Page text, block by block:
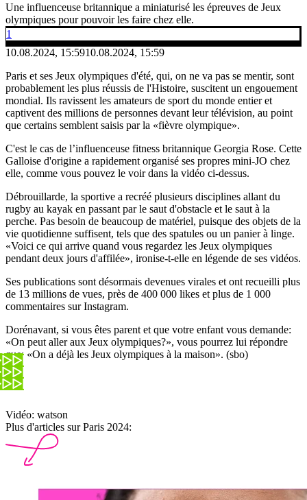
Une influenceuse britannique a miniaturisé les épreuves de Jeux
olympiques pour pouvoir les faire chez elle.
1
10.08.2024, 15:5910.08.2024, 15:59
Paris et ses Jeux olympiques d'été, qui, on ne va pas se mentir, sont
probablement les plus réussis de l'Histoire, suscitent un engouement
mondial. Ils ravissent les amateurs de sport du monde entier et
captivent des millions de personnes devant leur télévision, au point
que certains semblent saisis par la «fièvre olympique».
C'est le cas de l’influenceuse fitness britannique Georgia Rose. Cette
Galloise d'origine a rapidement organisé ses propres mini-JO chez
elle, comme vous pouvez le voir dans la vidéo ci-dessus.
Débrouillarde, la sportive a recréé plusieurs disciplines allant du
rugby au kayak en passant par le saut d'obstacle et le saut à la
perche. Pas besoin de beaucoup de matériel, puisque des objets de la
vie quotidienne suffisent, tels que des spatules ou un panier à linge.
«Voici ce qui arrive quand vous regardez les Jeux olympiques
pendant deux jours d'affilée», ironise-t-elle en légende de ses vidéos.
Ses publications sont désormais devenues virales et ont recueilli plus
de 13 millions de vues, près de 400 000 likes et plus de 1 000
commentaires sur Instagram.
Dorénavant, si vous êtes parent et que votre enfant vous demande:
«On peut aller aux Jeux olympiques?», vous pourrez lui répondre
que: «On a déjà les Jeux olympiques à la maison». (sbo)
Vidéo: watson
Plus d'articles sur Paris 2024: